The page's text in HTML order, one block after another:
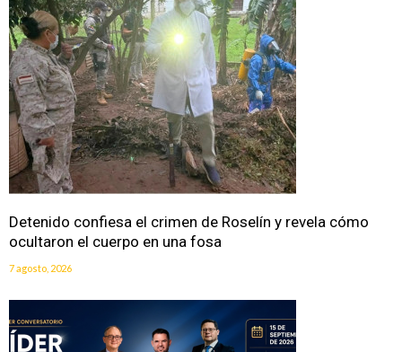
Detenido confiesa el crimen de Roselín y revela cómo
ocultaron el cuerpo en una fosa
7 agosto, 2026